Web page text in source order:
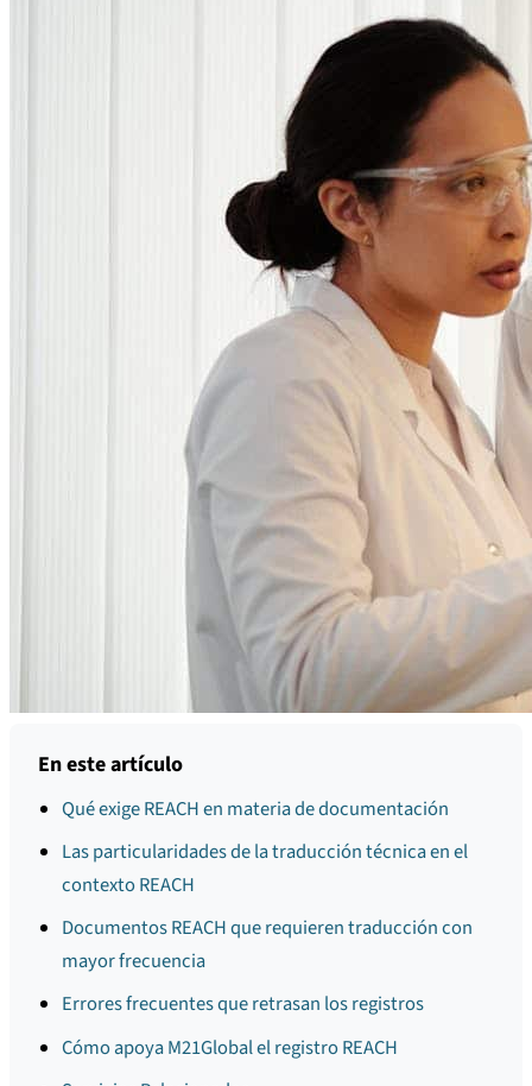
En este artículo
Qué exige REACH en materia de documentación
Las particularidades de la traducción técnica en el
contexto REACH
Documentos REACH que requieren traducción con
mayor frecuencia
Errores frecuentes que retrasan los registros
Cómo apoya M21Global el registro REACH